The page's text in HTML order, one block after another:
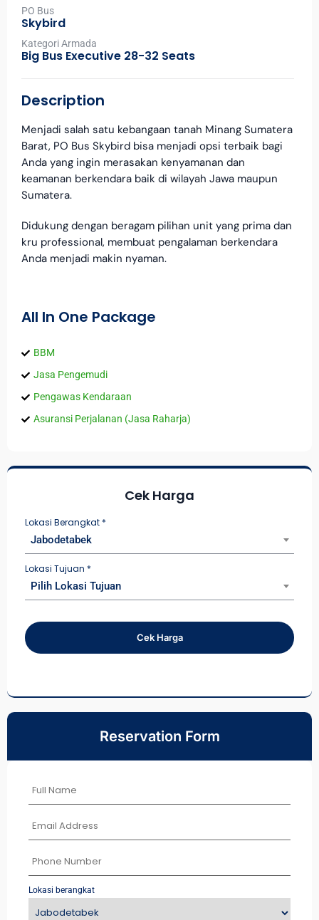
PO Bus
Skybird
Kategori Armada
Big Bus Executive 28-32 Seats
Description
Menjadi salah satu kebangaan tanah Minang Sumatera
Barat, PO Bus Skybird bisa menjadi opsi terbaik bagi
Anda yang ingin merasakan kenyamanan dan
keamanan berkendara baik di wilayah Jawa maupun
Sumatera.
Didukung dengan beragam pilihan unit yang prima dan
kru professional, membuat pengalaman berkendara
Anda menjadi makin nyaman.
All In One Package
BBM
Jasa Pengemudi
Pengawas Kendaraan
Asuransi Perjalanan (Jasa Raharja)
Cek Harga
Lokasi Berangkat *
Jabodetabek
Lokasi Tujuan *
Pilih Lokasi Tujuan
Cek Harga
Reservation Form
Lokasi berangkat